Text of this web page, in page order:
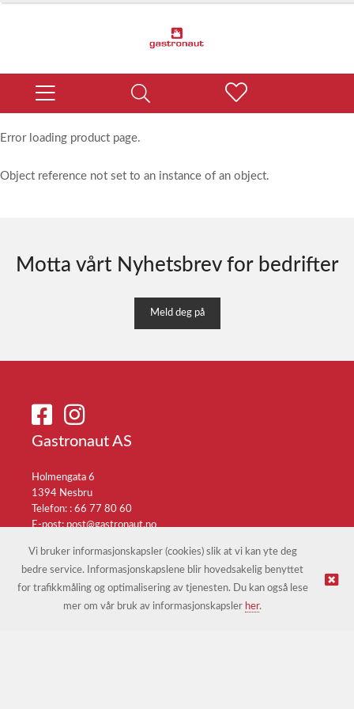
Error loading product page.
Object reference not set to an instance of an object.
Motta vårt Nyhetsbrev for bedrifter
Meld deg på
Gastronaut AS
Holmengata 6
1394 Nesbru
Telefon: : 66 77 80 60
E-post:post@gastronaut.no
© Gastronaut AS | Nettbutikk levert av Kréatif
Vi bruker informasjonskapsler (cookies) slik at vi kan yte deg
bedre service. Informasjonskapslene blir hovedsakelig benyttet
for trafikkmåling og optimalisering av tjenesten. Du kan også lese
mer om vår bruk av informasjonskapsler her.